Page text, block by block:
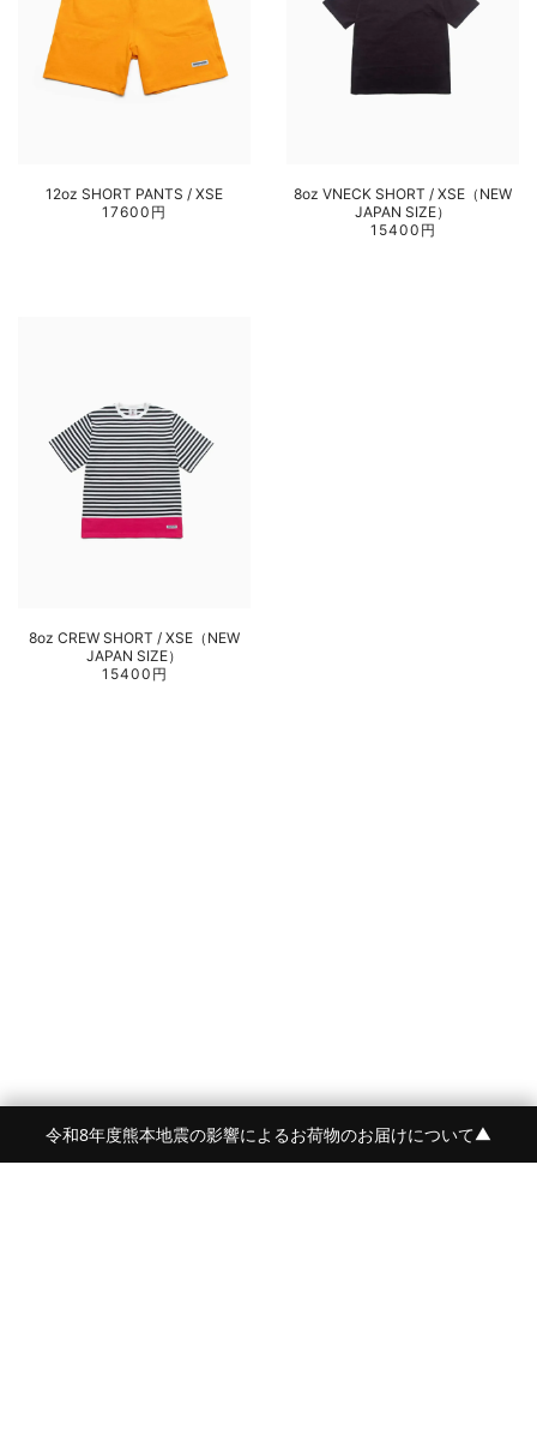
12oz SHORT PANTS / XSE
17600円
8oz VNECK SHORT / XSE（NEW
JAPAN SIZE）
15400円
8oz CREW SHORT / XSE（NEW
JAPAN SIZE）
15400円
令和8年度熊本地震の影響によるお荷物のお届けについて▼